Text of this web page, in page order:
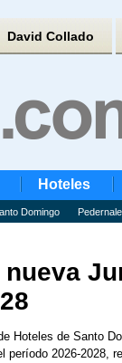
David Collado
Hoteles
Domingo
Hoteles de Santo
período 2026-2028,